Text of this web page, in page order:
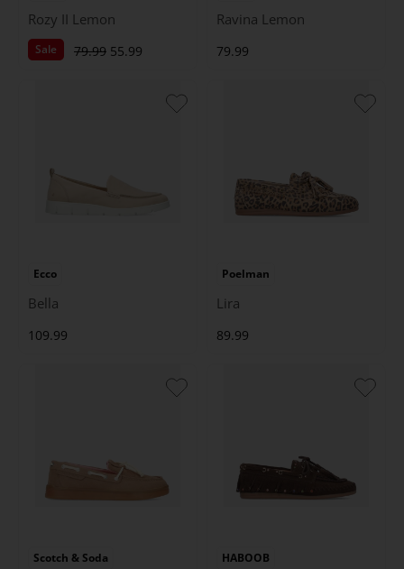
Rozy II Lemon
Sale 79.99 55.99
Ravina Lemon
79.99
Ecco
Bella
109.99
Poelman
Lira
89.99
Scotch & Soda HABOOB